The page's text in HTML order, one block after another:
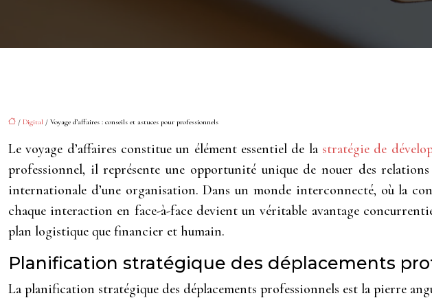
/ Digital / Voyage d’affaires : conseils et astuces pour professionnels
Le voyage d’affaires constitue un élément essentiel de la stratégie de
professionnel, il représente une opportunité unique de nouer des
internationale d’une organisation. Dans un monde interconnecté, où la
chaque interaction en face-à-face devient un véritable avantage
plan logistique que financier et humain.
Planification stratégique des déplacements
La planification stratégique des déplacements professionnels est la pierre